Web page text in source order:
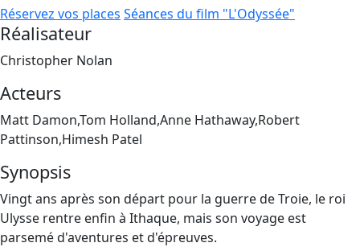
Réservez vos places Séances du film "L'Odyssée"
Réalisateur
Christopher Nolan
Acteurs
Matt Damon,Tom Holland,Anne Hathaway,Robert
Pattinson,Himesh Patel
Synopsis
Vingt ans après son départ pour la guerre de Troie, le roi
Ulysse rentre enfin à Ithaque, mais son voyage est
parsemé d'aventures et d'épreuves.